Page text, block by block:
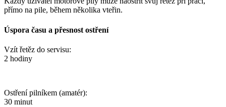
přímo na pile, během několika vteřin.
Úspora času a přesnost ostření
Vzít řetěz do servisu:
2 hodiny
Ostření pilníkem (amatér):
30 minut